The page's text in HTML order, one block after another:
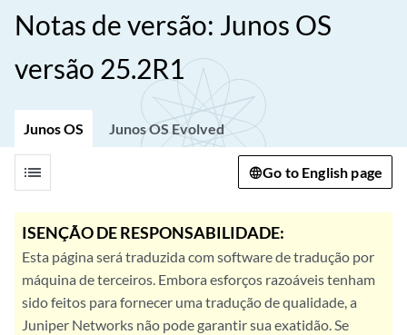
Notas de versão: Junos OS
versão 25.2R1
Junos OS Junos OS Evolved
list Go to English page
ISENÇÃO DE RESPONSABILIDADE:
Esta página será traduzida com software de tradução por
máquina de terceiros. Embora esforços razoáveis tenham
sido feitos para fornecer uma tradução de qualidade, a
Juniper Networks não pode garantir sua exatidão. Se